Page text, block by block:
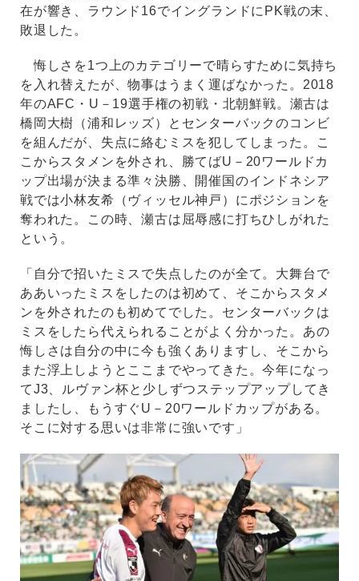
在が響き、ラウンド16でイングランドにPK戦の末、
敗退した。
悔しさを1つ上のカテゴリーで晴らすために気持ち
を入れ替えたが、物事はうまく運ばなかった。2018
年のAFC・U－19選手権の初戦・北朝鮮戦。瀬古は
橋岡大樹（浦和レッズ）とセンターバックのコンビ
を組んだが、失点に絡むミスを犯してしまった。こ
こからスタメンを外され、勝てばU－20ワールドカ
ップ出場が決まる準々決勝、開催国のインドネシア
戦では小林友希（ヴィッセル神戸）にポジションを
奪われた。この時、瀬古は屈辱感に打ちひしがれた
という。
「自分で招いたミスで失点したのが全て。大舞台で
ああいったミスをしたのは初めて、そこからスタメ
ンを外されたのも初めてでした。センターバックは
ミスをしたら代えられることがよく分かった。あの
悔しさは自分の中に今も強くありますし、そこから
また浮上しようとここまでやってきた。今年になっ
てJ3、ルヴァン杯と少しずつステップアップしてき
ましたし、もうすぐU－20ワールドカップがある。
そこに対する思いは非常に強いです」